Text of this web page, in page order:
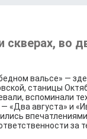
во
вальсе» —
станицы
вспоминали
августа» и
за